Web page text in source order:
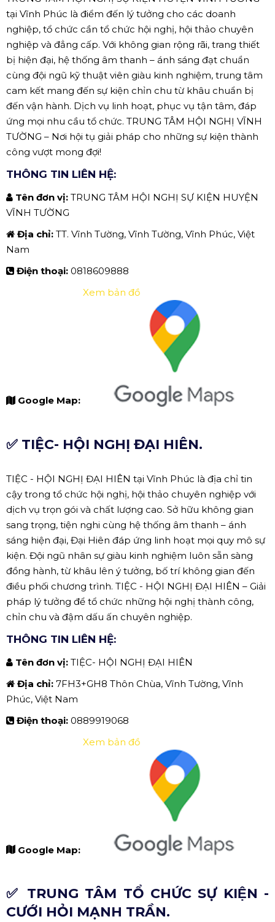
tại Vĩnh Phúc là điểm đến lý tưởng cho các doanh
nghiệp, tổ chức cần tổ chức hội nghị, hội thảo chuyên
nghiệp và đẳng cấp. Với không gian rộng rãi, trang thiết
bị hiện đại, hệ thống âm thanh – ánh sáng đạt chuẩn
cùng đội ngũ kỹ thuật viên giàu kinh nghiệm, trung tâm
cam kết mang đến sự kiện chỉn chu từ khâu chuẩn bị
đến vận hành. Dịch vụ linh hoạt, phục vụ tận tâm, đáp
ứng mọi nhu cầu tổ chức. TRUNG TÂM HỘI NGHỊ VĨNH
TƯỜNG – Nơi hội tụ giải pháp cho những sự kiện thành
công vượt mong đợi!
THÔNG TIN LIÊN HỆ:
Tên đơn vị: TRUNG TÂM HỘI NGHỊ SỰ KIỆN HUYỆN
VĨNH TƯỜNG
Địa chỉ: TT. Vĩnh Tường, Vĩnh Tường, Vĩnh Phúc, Việt
Nam
Điện thoại: 0818609888
Google Map:
Xem bản đồ
✅ TIỆC- HỘI NGHỊ ĐẠI HIÊN.
TIỆC - HỘI NGHỊ ĐẠI HIÊN tại Vĩnh Phúc là địa chỉ tin
cậy trong tổ chức hội nghị, hội thảo chuyên nghiệp với
dịch vụ trọn gói và chất lượng cao. Sở hữu không gian
sang trọng, tiện nghi cùng hệ thống âm thanh – ánh
sáng hiện đại, Đại Hiên đáp ứng linh hoạt mọi quy mô sự
kiện. Đội ngũ nhân sự giàu kinh nghiệm luôn sẵn sàng
đồng hành, từ khâu lên ý tưởng, bố trí không gian đến
điều phối chương trình. TIỆC - HỘI NGHỊ ĐẠI HIÊN – Giải
pháp lý tưởng để tổ chức những hội nghị thành công,
chỉn chu và đậm dấu ấn chuyên nghiệp.
THÔNG TIN LIÊN HỆ:
Tên đơn vị: TIỆC- HỘI NGHỊ ĐẠI HIÊN
Địa chỉ: 7FH3+GH8 Thôn Chùa, Vĩnh Tường, Vĩnh
Phúc, Việt Nam
Điện thoại: 0889919068
Google Map:
Xem bản đồ
✅ TRUNG TÂM TỔ CHỨC SỰ KIỆN -
CƯỚI HỎI MẠNH TRẦN.